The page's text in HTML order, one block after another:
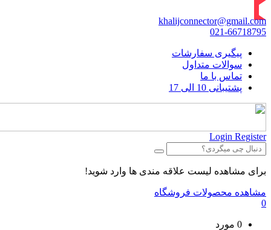
khalijconnector@gmail.com
021-66718795
پیگیری سفارشات
سوالات متداول
تماس با ما
پشتیبانی 10 الی 17
Login Register
برای مشاهده لیست علاقه مندی ها وارد شوید!
مشاهده محصولات فروشگاه
0
0 مورد